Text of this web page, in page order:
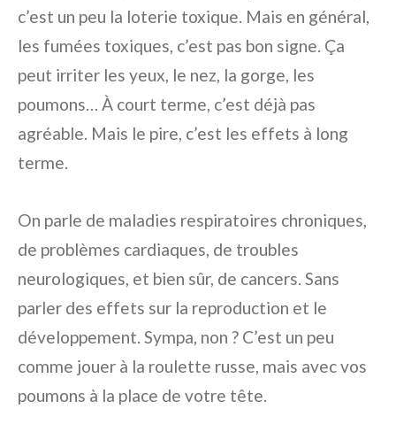
c’est un peu la loterie toxique. Mais en général,
les fumées toxiques, c’est pas bon signe. Ça
peut irriter les yeux, le nez, la gorge, les
poumons… À court terme, c’est déjà pas
agréable. Mais le pire, c’est les effets à long
terme.
On parle de maladies respiratoires chroniques,
de problèmes cardiaques, de troubles
neurologiques, et bien sûr, de cancers. Sans
parler des effets sur la reproduction et le
développement. Sympa, non ? C’est un peu
comme jouer à la roulette russe, mais avec vos
poumons à la place de votre tête.